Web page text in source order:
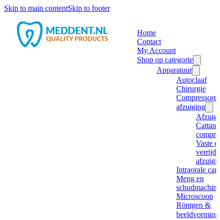
Skip to main contentSkip to footer
Home
Contact
My Account
Shop op categorie
Apparatuur
Autoclaaf
Chirurgie
afzuiging
Cattani
Vaste
Intraorale
Meng en
Microscoop
Röntgen &
beeldvorming